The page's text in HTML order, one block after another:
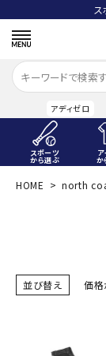
アディゼロ
スポーツ
から選ぶ か
ACCOUNT
スポーツから選ぶ
HOME north
並び替え 価格